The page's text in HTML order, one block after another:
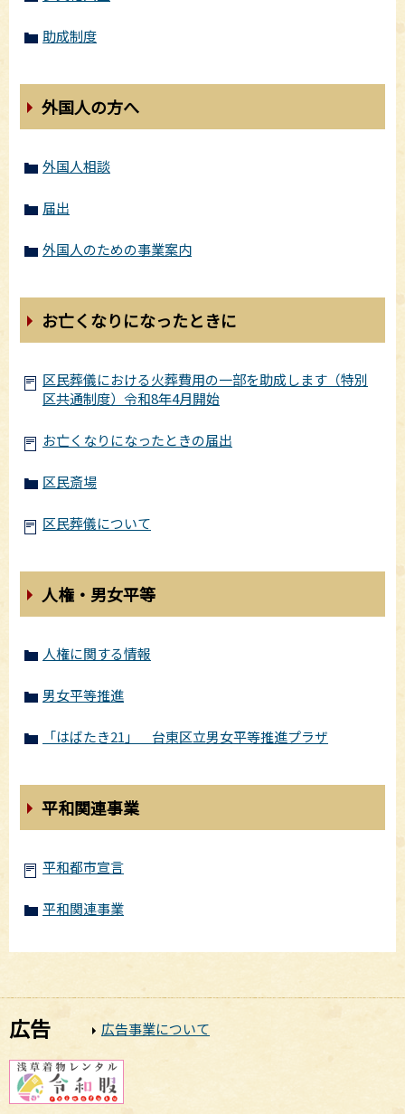
助成制度
外国人の方へ
外国人相談
届出
外国人のための事業案内
お亡くなりになったときに
区民葬儀における火葬費用の一部を助成します（特別
区共通制度）令和8年4月開始
お亡くなりになったときの届出
区民斎場
区民葬儀について
人権・男女平等
人権に関する情報
男女平等推進
「はばたき21」 台東区立男女平等推進プラザ
平和関連事業
平和都市宣言
平和関連事業
広告 広告事業について